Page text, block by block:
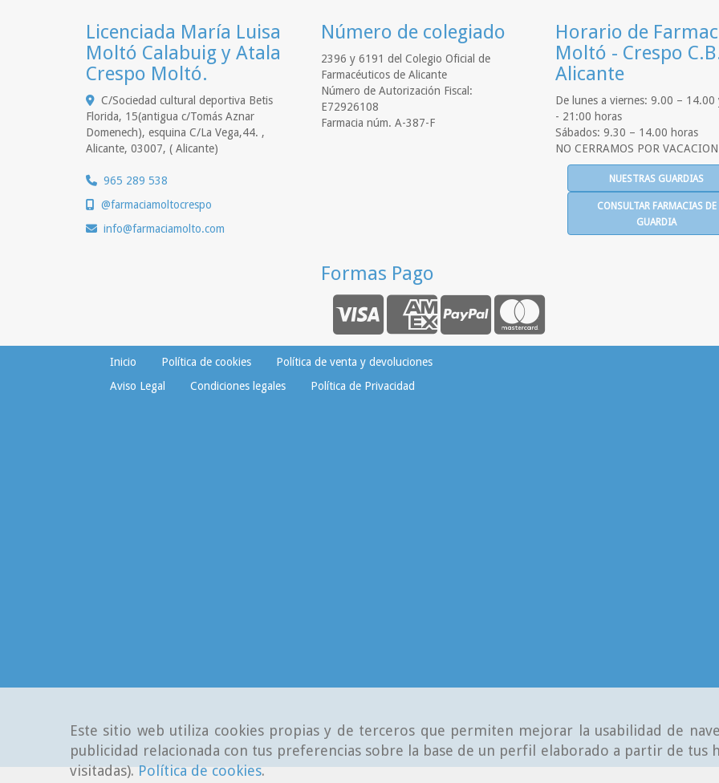
Este sitio web utiliza cookies propias y de terceros que permiten mejorar la usabilidad de
publicidad relacionada con tus preferencias sobre la base de un perfil elaborado a partir de tus
visitadas).Política de cookies.
Licenciada María Luisa
Moltó Calabuig y Atala
Crespo Moltó.
C/Sociedad cultural deportiva Betis
Florida, 15(antigua c/Tomás Aznar
Domenech), esquina C/La Vega,44. ,
Alicante, 03007, ( Alicante)
965 289 538
@farmaciamoltocrespo
info
farmaciamolto.com
Número de colegiado
2396 y 6191 del Colegio Oficial de
Farmacéuticos de Alicante
Número de Autorización Fiscal:
E72926108
Farmacia núm. A-387-F
Horario de
Moltó - Crespo
Alicante
De lunes a viernes: 9.00 –
- 21:00 horas
Sábados: 9.30 – 14.00 horas
NO CERRAMOS POR
NUESTRAS GUARDIAS
CONSULTAR FARMACIAS DE
GUARDIA
Formas Pago
Inicio Política de cookies
Política de venta y devoluciones
Aviso Legal
Condiciones legales Política de Privacidad